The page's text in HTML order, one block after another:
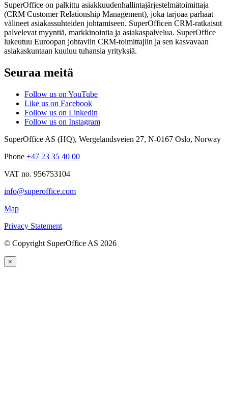
SuperOffice on palkittu asiakkuudenhallintajärjestelmätoimittaja
(CRM Customer Relationship Management), joka tarjoaa parhaat
välineet asiakassuhteiden johtamiseen. SuperOfficen CRM-ratkaisut
palvelevat myyntiä, markkinointia ja asiakaspalvelua. SuperOffice
lukeutuu Euroopan johtaviin CRM-toimittajiin ja sen kasvavaan
asiakaskuntaan kuuluu tuhansia yrityksiä.
Seuraa meitä
Follow us on YouTube
Like us on Facebook
Follow us on Linkedin
Follow us on Instagram
SuperOffice AS (HQ), Wergelandsveien 27, N-0167 Oslo, Norway
Phone +47 23 35 40 00
VAT no. 956753104
info@superoffice.com
Map
Privacy Statement
© Copyright SuperOffice AS 2026
×